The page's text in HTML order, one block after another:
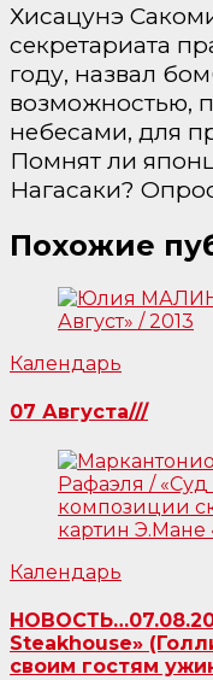
Хисацунэ
секретариата
году, назвал
возможностью,
небесами, для
Помнят ли
Нагасаки?
Похожие
Календарь
07 Августа///
Календарь
Steakhouse»
своим гостям